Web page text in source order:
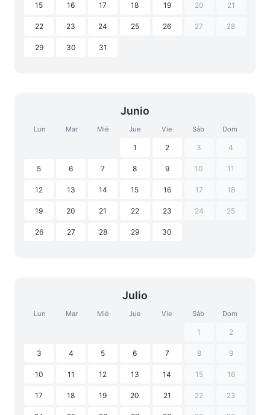
15 16 17 18 19 20 21
22 23 24 25 26 27 28
29 30 31
Junio
Lun Mar Mié Jue Vie Sáb Dom
1 2 3 4
5 6 7 8 9 10 11
12 13 14 15 16 17 18
19 20 21 22 23 24 25
26 27 28 29 30
Julio
Lun Mar Mié Jue Vie Sáb Dom
1 2
3 4 5 6 7 8 9
10 11 12 13 14 15 16
17 18 19 20 21 22 23